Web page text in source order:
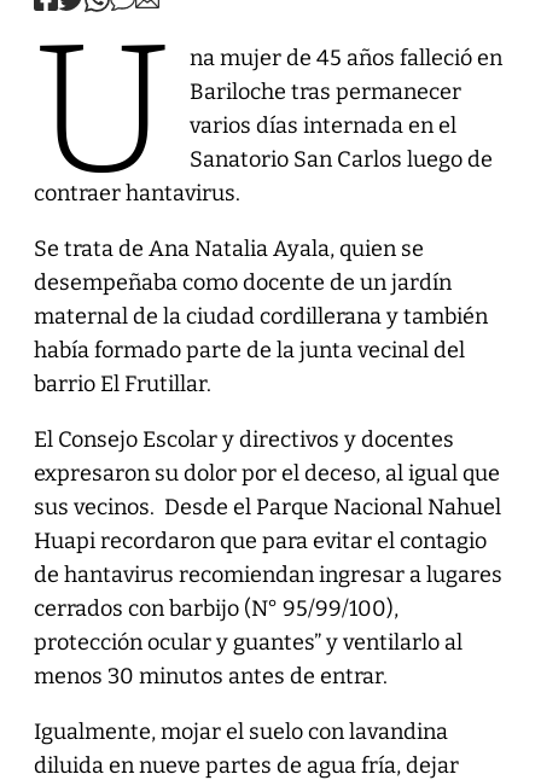
U
na mujer de 45 años falleció en
Bariloche tras permanecer
varios días internada en el
Sanatorio San Carlos luego de
contraer hantavirus.
Se trata de Ana Natalia Ayala, quien se
desempeñaba como docente de un jardín
maternal de la ciudad cordillerana y también
había formado parte de la junta vecinal del
barrio El Frutillar.
El Consejo Escolar y directivos y docentes
expresaron su dolor por el deceso, al igual que
sus vecinos. Desde el Parque Nacional Nahuel
Huapi recordaron que para evitar el contagio
de hantavirus recomiendan ingresar a lugares
cerrados con barbijo (N° 95/99/100),
protección ocular y guantes” y ventilarlo al
menos 30 minutos antes de entrar.
Igualmente, mojar el suelo con lavandina
diluida en nueve partes de agua fría, dejar